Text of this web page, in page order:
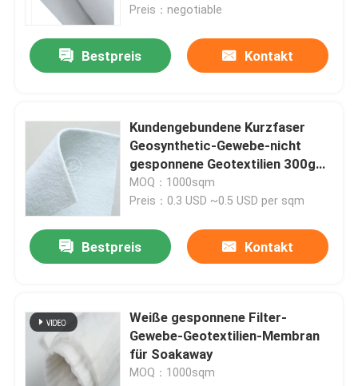
Preis：negotiable
Bestpreis Kontakt
Kundengebundene Kurzfaser
Geosynthetic-Gewebe-nicht
gesponnene Geotextilien 300g
M2
MOQ：1000sqm
Preis：0.3 USD ~0.5 USD per sqm
Bestpreis Kontakt
Weiße gesponnene Filter-
Gewebe-Geotextilien-Membran
für Soakaway
MOQ：1000sqm